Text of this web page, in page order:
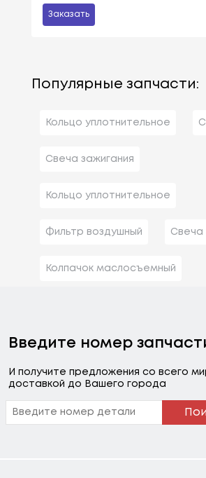
Заказать
Популярные запчасти:
Кольцо уплотнительное
Свеча зажигания
Кольцо уплотнительное
Фильтр воздушный Свеча
Колпачок маслосъемный
Введите номер
И получите предложения со всего
доставкой до Вашего города